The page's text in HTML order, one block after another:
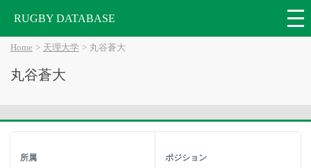
RUGBY DATABASE
Home 天理大学 丸谷蒼大
丸谷蒼大
所属 ポジション